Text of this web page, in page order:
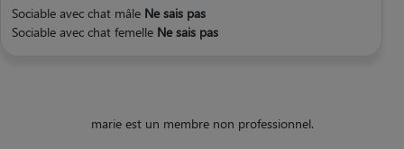
Sociable avec chat mâle Ne sais pas
Sociable avec chat femelle Ne sais pas
marie est un membre non professionnel.